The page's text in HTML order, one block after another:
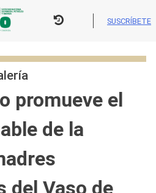
SUSCRÍBETE
promueve el
de la
del Vaso de